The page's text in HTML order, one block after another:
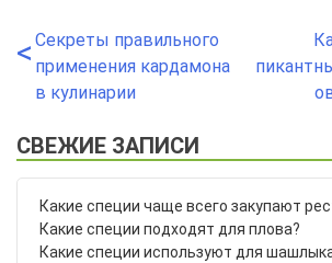
Навигация
по
< Секреты правильного
применения кардамона
в кулинарии
СВЕЖИЕ ЗАПИСИ
Какие специи чаще всего закупают
Какие специи подходят для плова?
Какие специи используют для